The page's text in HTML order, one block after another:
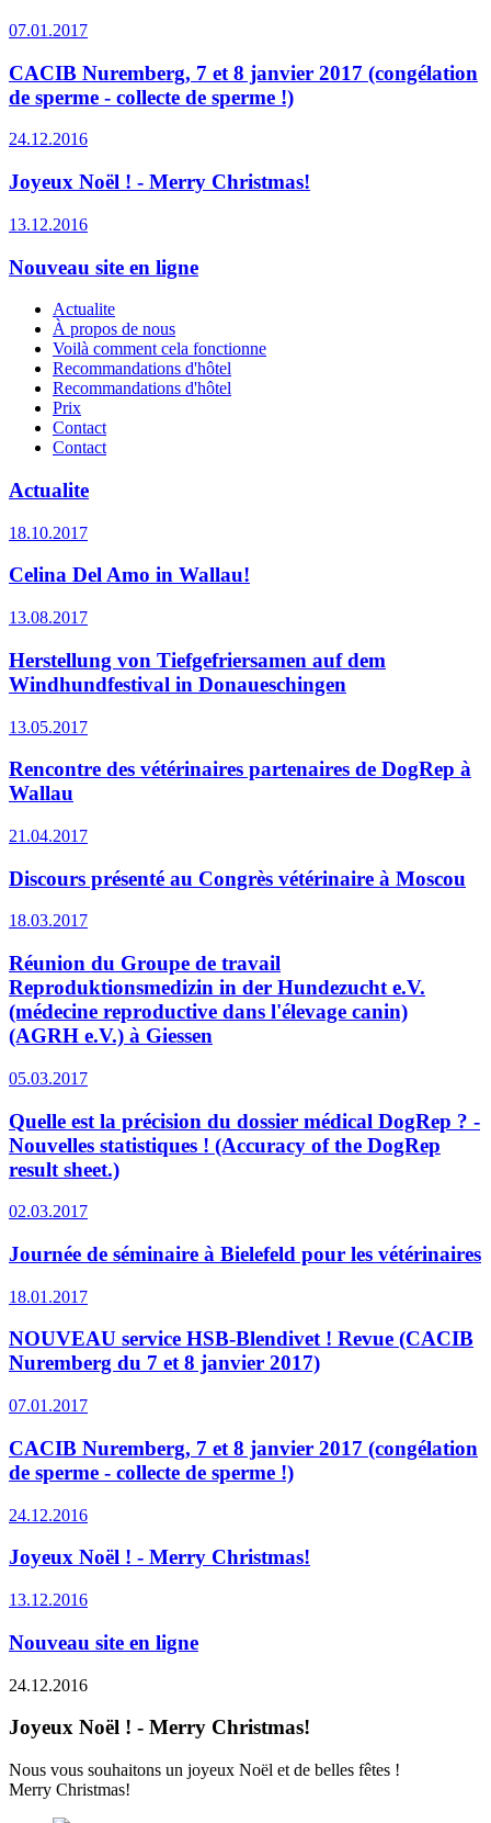
07.01.2017
CACIB Nuremberg, 7 et 8 janvier 2017 (congélation
de sperme - collecte de sperme !)
24.12.2016
Joyeux Noël ! - Merry Christmas!
13.12.2016
Nouveau site en ligne
Actualite
À propos de nous
Voilà comment cela fonctionne
Recommandations d'hôtel
Recommandations d'hôtel
Prix
Contact
Contact
Actualite
18.10.2017
Celina Del Amo in Wallau!
13.08.2017
Herstellung von Tiefgefriersamen auf dem
Windhundfestival in Donaueschingen
13.05.2017
Rencontre des vétérinaires partenaires de DogRep à
Wallau
21.04.2017
Discours présenté au Congrès vétérinaire à Moscou
18.03.2017
Réunion du Groupe de travail
Reproduktionsmedizin in der Hundezucht e.V.
(médecine reproductive dans l'élevage canin)
(AGRH e.V.) à Giessen
05.03.2017
Quelle est la précision du dossier médical DogRep ? -
Nouvelles statistiques ! (Accuracy of the DogRep
result sheet.)
02.03.2017
Journée de séminaire à Bielefeld pour les vétérinaires
18.01.2017
NOUVEAU service HSB-Blendivet ! Revue (CACIB
Nuremberg du 7 et 8 janvier 2017)
07.01.2017
CACIB Nuremberg, 7 et 8 janvier 2017 (congélation
de sperme - collecte de sperme !)
24.12.2016
Joyeux Noël ! - Merry Christmas!
13.12.2016
Nouveau site en ligne
24.12.2016
Joyeux Noël ! - Merry Christmas!
Nous vous souhaitons un joyeux Noël et de belles fêtes !
Merry Christmas!